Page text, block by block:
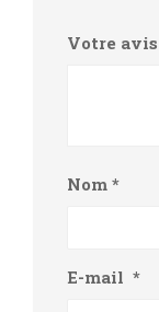
Votre avis
Nom *
E-mail *